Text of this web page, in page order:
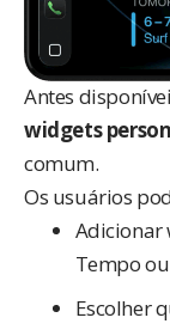
Antes
widgets
comum.
Os usuários
Adicionar
Tempo ou
Escolher